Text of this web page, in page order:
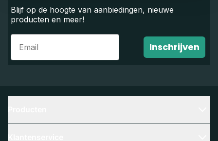
Blijf op de hoogte van aanbiedingen, nieuwe
producten en meer!
Email
Inschrijven